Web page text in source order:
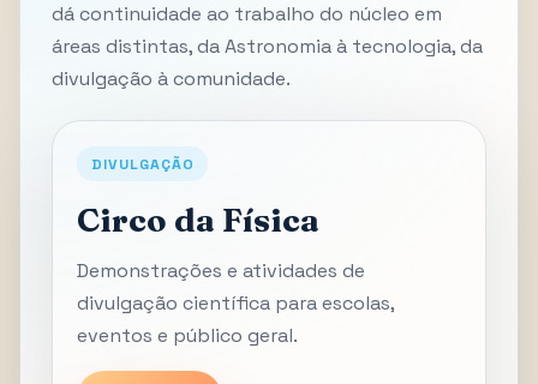
dá continuidade ao trabalho do núcleo em
áreas distintas, da Astronomia à tecnologia, da
divulgação à comunidade.
DIVULGAÇÃO
Circo da Física
Demonstrações e atividades de
divulgação científica para escolas,
eventos e público geral.